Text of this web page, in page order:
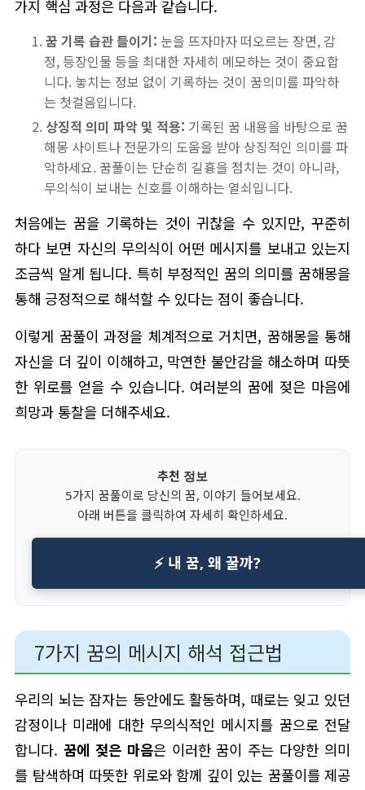
가지 핵심 과정은 다음과 같습니다.
꿈 기록 습관 들이기: 눈을 뜨자마자 떠오르는 장면, 감
정, 등장인물 등을 최대한 자세히 메모하는 것이 중요합
니다. 놓치는 정보 없이 기록하는 것이 꿈의미를 파악하
는 첫걸음입니다.
상징적 의미 파악 및 적용: 기록된 꿈 내용을 바탕으로 꿈
해몽 사이트나 전문가의 도움을 받아 상징적인 의미를 파
악하세요. 꿈풀이는 단순히 길흉을 점치는 것이 아니라,
무의식이 보내는 신호를 이해하는 열쇠입니다.
처음에는 꿈을 기록하는 것이 귀찮을 수 있지만, 꾸준히
하다 보면 자신의 무의식이 어떤 메시지를 보내고 있는지
조금씩 알게 됩니다. 특히 부정적인 꿈의 의미를 꿈해몽을
통해 긍정적으로 해석할 수 있다는 점이 좋습니다.
이렇게 꿈풀이 과정을 체계적으로 거치면, 꿈해몽을 통해
자신을 더 깊이 이해하고, 막연한 불안감을 해소하며 따뜻
한 위로를 얻을 수 있습니다. 여러분의 꿈에 젖은 마음에
희망과 통찰을 더해주세요.
추천 정보
5가지 꿈풀이로 당신의 꿈, 이야기 들어보세요.
아래 버튼을 클릭하여 자세히 확인하세요.
⚡ 내 꿈, 왜 꿀까?
7가지 꿈의 메시지 해석 접근법
우리의 뇌는 잠자는 동안에도 활동하며, 때로는 잊고 있던
감정이나 미래에 대한 무의식적인 메시지를 꿈으로 전달
합니다. 꿈에 젖은 마음은 이러한 꿈이 주는 다양한 의미
를 탐색하며 따뜻한 위로와 함께 깊이 있는 꿈풀이를 제공